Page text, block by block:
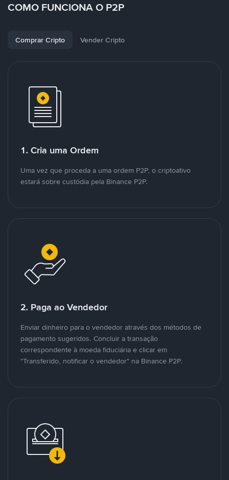
COMO FUNCIONA O P2P
Comprar Cripto Vender Cripto
1. Cria uma Ordem
Uma vez que proceda a uma ordem P2P, o criptoativo
estará sobre custódia pela Binance P2P.
2. Paga ao Vendedor
Enviar dinheiro para o vendedor através dos métodos de
pagamento sugeridos. Concluir a transação
correspondente à moeda fiduciária e clicar em
"Transferido, notificar o vendedor" na Binance P2P.